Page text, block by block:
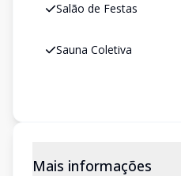
Salão de Festas
Sauna Coletiva
Mais informações